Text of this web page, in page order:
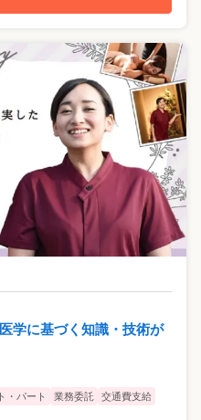
学に基づく知識・技術が
・パート 業務委託
交通費支給